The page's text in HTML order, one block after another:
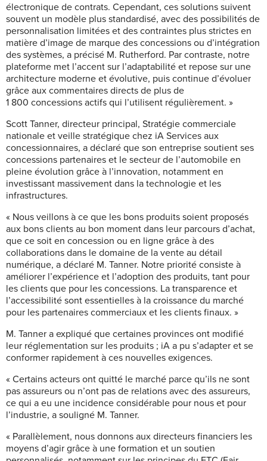
électronique de contrats. Cependant, ces solutions suivent
souvent un modèle plus standardisé, avec des possibilités de
personnalisation limitées et des contraintes plus strictes en
matière d’image de marque des concessions ou d’intégration
des systèmes, a précisé M. Rutherford. Par contraste, notre
plateforme met l’accent sur l’adaptabilité et repose sur une
architecture moderne et évolutive, puis continue d’évoluer
grâce aux commentaires directs de plus de
1 800 concessions actifs qui l’utilisent régulièrement. »
Scott Tanner, directeur principal, Stratégie commerciale
nationale et veille stratégique chez iA Services aux
concessionnaires, a déclaré que son entreprise soutient ses
concessions partenaires et le secteur de l’automobile en
pleine évolution grâce à l’innovation, notamment en
investissant massivement dans la technologie et les
infrastructures.
« Nous veillons à ce que les bons produits soient proposés
aux bons clients au bon moment dans leur parcours d’achat,
que ce soit en concession ou en ligne grâce à des
collaborations dans le domaine de la vente au détail
numérique, a déclaré M. Tanner. Notre priorité consiste à
améliorer l’expérience et l’adoption des produits, tant pour
les clients que pour les concessions. La transparence et
l’accessibilité sont essentielles à la croissance du marché
pour les partenaires commerciaux et les clients finaux. »
M. Tanner a expliqué que certaines provinces ont modifié
leur réglementation sur les produits ; iA a pu s’adapter et se
conformer rapidement à ces nouvelles exigences.
« Certains acteurs ont quitté le marché parce qu’ils ne sont
pas assureurs ou n’ont pas de relations avec des assureurs,
ce qui a eu une incidence considérable pour nous et pour
l’industrie, a souligné M. Tanner.
« Parallèlement, nous donnons aux directeurs financiers les
moyens d’agir grâce à une formation et un soutien